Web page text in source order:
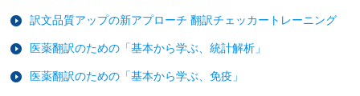
訳文品質アップの新アプローチ 翻訳チェッカートレーニング
医薬翻訳のための「基本から学ぶ、統計解析」
医薬翻訳のための「基本から学ぶ、免疫」